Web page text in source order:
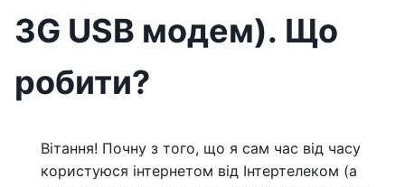
3G USB модем). Що
робити?
Вітання! Почну з того, що я сам час від часу
користуюся інтернетом від Інтертелеком (а